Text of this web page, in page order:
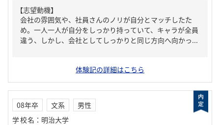
【志望動機】
会社の雰囲気や、社員さんのノリが自分とマッチしたた
め。一人一人が自分をしっかり持っていて、キャラが全員
違う、しかし、会社としてしっかりと同じ方向へ向かっ...
体験記の詳細はこちら
08年卒 文系
男性
学校名 ： 明治大学